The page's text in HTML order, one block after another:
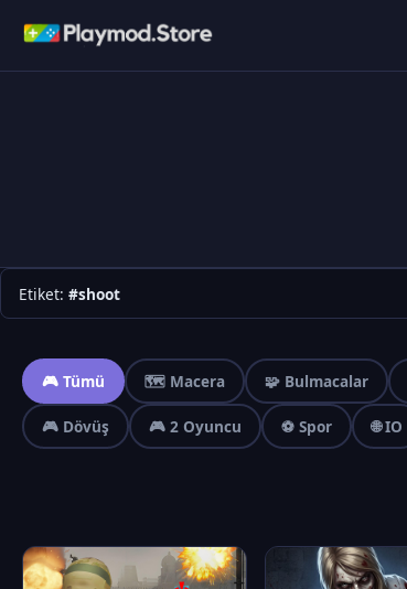
Etiket: #shoot
🎮 Tümü 🗺️ Macera 🧩 Bulmacalar
🎮 Dövüş 🎮 2 Oyuncu ⚽ Spor 🌐 IO